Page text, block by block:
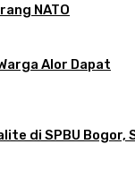
NATO
Alor Dapat
di SPBU Bogor,